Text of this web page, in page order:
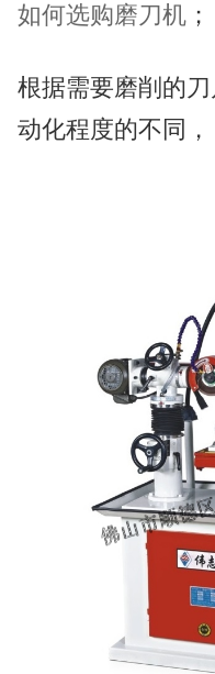
如何选购磨刀机 ；
根据需要磨削的
动化程度的不同，